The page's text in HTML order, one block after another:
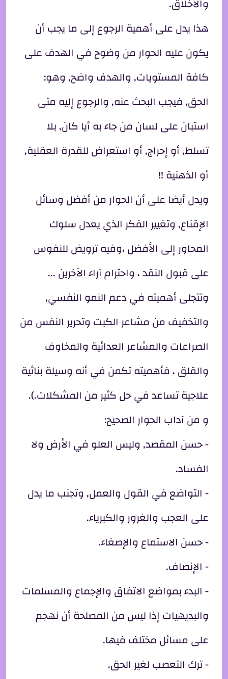
والأخلاق.
هذا يدل على أهمية الرجوع إلى ما يجب أن
يكون عليه الحوار من وضوح في الهدف على
كافة المستويات, والهدف واضح, وهو:
الحق, فيجب البحث عنه, والرجوع إليه متى
استبان على لسان من جاء به أيا كان, بلا
تسلط, أو إحراج, أو استعراض للقدرة العقلية,
أو الذهنية !!
ويدل أيضا على أن الحوار من أفضل وسائل
الإقناع, وتغيير الفكر الذي يعدل سلوك
المحاور إلى الأفضل ،وفيه ترويض للنفوس
على قبول النقد ، واحترام آراء الآخرين ...
وتتجلى أهميته في دعم النمو النفسي,
والتخفيف من مشاعر الكبت وتحرير النفس من
الصراعات والمشاعر العدائية والمخاوف
والقلق ، فأهميته تكمن في أنه وسيلة بنائية
علاجية تساعد في حل كثير من المشكلات.).
و من آداب الحوار الصحيح:
- حسن المقصد, وليس العلو في الأرض ولا
الفساد.
- التواضع في القول والعمل, وتجنب ما يدل
على العجب والغرور والكبرياء.
- حسن الاستماع والإصغاء.
- الإنصاف.
- البدء بمواضع الاتفاق والإجماع والمسلمات
والبديهيات إذا ليس من المصلحة أن نهجم
على مسائل مختلف فيها.
- ترك التعصب لغير الحق.